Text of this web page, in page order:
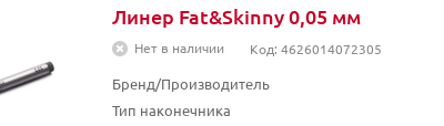
Линер Fat&Skinny 0,05 мм
Нет в наличии Код: 4626014072305
Бренд/Производитель
Тип наконечника